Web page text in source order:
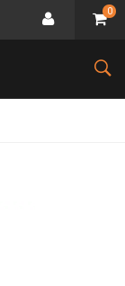
0